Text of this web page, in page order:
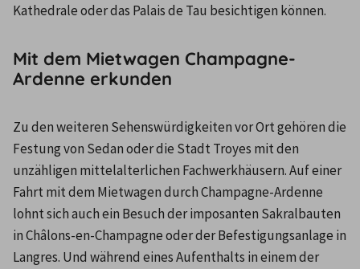
Kathedrale oder das Palais de Tau besichtigen können.
Mit dem Mietwagen Champagne-
Ardenne erkunden
Zu den weiteren Sehenswürdigkeiten vor Ort gehören die
Festung von Sedan oder die Stadt Troyes mit den
unzähligen mittelalterlichen Fachwerkhäusern. Auf einer
Fahrt mit dem Mietwagen durch Champagne-Ardenne
lohnt sich auch ein Besuch der imposanten Sakralbauten
in Châlons-en-Champagne oder der Befestigungsanlage in
Langres. Und während eines Aufenthalts in einem der